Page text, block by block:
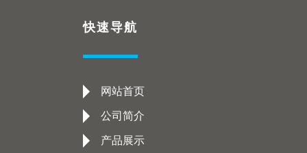
快速导航
网站首页
公司简介
产品展示